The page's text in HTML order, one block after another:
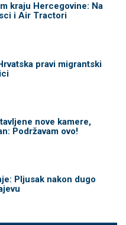
kraju Hercegovine: Na
i Air Tractori
pravi migrantski
nove kamere,
Podržavam ovo!
Pljusak nakon dugo